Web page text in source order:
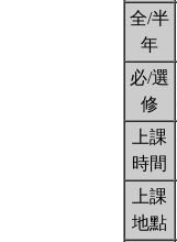
全/半
年
必/選
修
上課
時間
上課
地點